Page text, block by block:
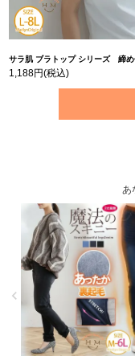
サラ肌 ブラトップ シリーズ 締め付けない リブ タンクトップ | 大きいサイズの通販
1,188円(税込)
あ